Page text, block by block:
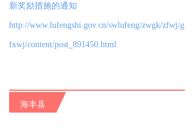
新奖励措施的通知
http://www.lufengshi.gov.cn/swlufeng/zwgk/zfwj/g
fxwj/content/post_891450.html
海丰县